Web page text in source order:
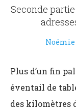
Seconde partie
Noémie
Plus d’un fin
éventail de
des kilomètres